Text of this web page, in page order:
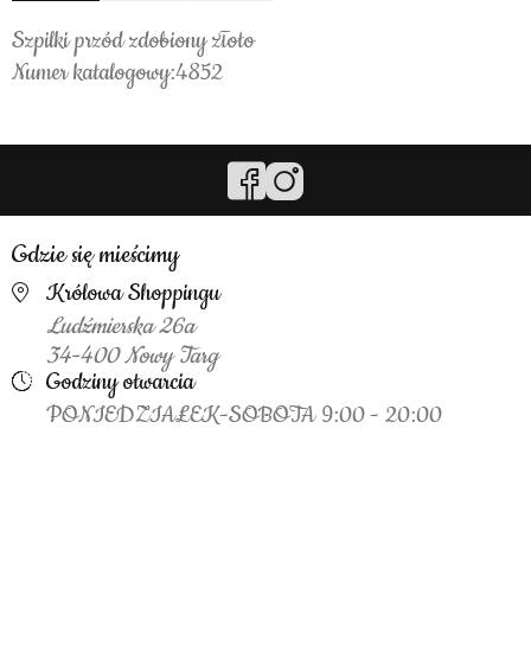
Szpilki przód zdobiony złoto
Numer katalogowy:4852
Gdzie się mieścimy
Królowa Shoppingu
Ludźmierska 26a
34-400 Nowy Targ
Godziny otwarcia
PONIEDZIAŁEK-SOBOTA 9:00 - 20:00